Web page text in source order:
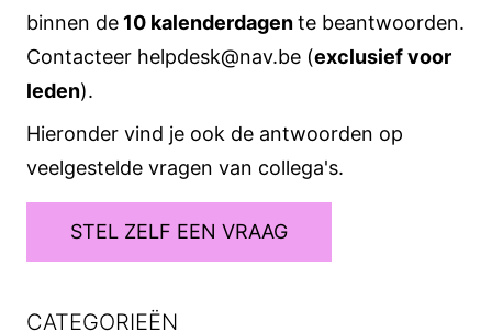
binnen de 10 kalenderdagente beantwoorden.
Contacteer helpdesk@nav.be (exclusief voor
leden).
Hieronder vind je ook de antwoorden op
veelgestelde vragen van collega's.
STEL ZELF EEN VRAAG
CATEGORIEËN